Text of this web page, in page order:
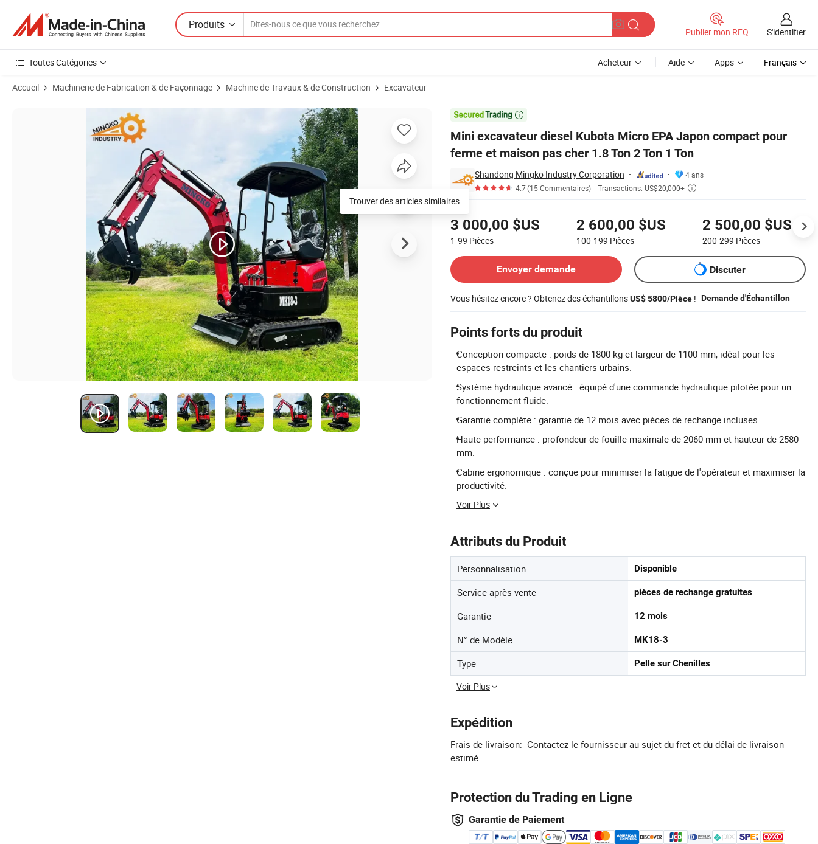
Produits
Publier mon RFQ S'identifier
Toutes Catégories Acheteur Aide Apps Français
Accueil Machinerie de Fabrication & de Façonnage Machine de Travaux & de Construction Excavateur

Mini excavateur diesel Kubota Micro EPA Japon compact pour
ferme et maison pas cher 1.8 Ton 2 Ton 1 Ton
Shandong Mingko Industry Corporation
4 ans
4.7(15 Commentaires) Transactions: US$20,000+ 
3 000,00 $US
1-99 Pièces
2 600,00 $US
100-199 Pièces
2 500,00 $US
200-299 Pièces
Envoyer demande
Discuter
Vous hésitez encore ? Obtenez des échantillonsUS$ 5800/Pièce ! Demande d'Échantillon
Points forts du produit
Conception compacte : poids de 1800 kg et largeur de 1100 mm, idéal pour les
espaces restreints et les chantiers urbains.
Système hydraulique avancé : équipé d'une commande hydraulique pilotée pour un
fonctionnement fluide.
Garantie complète : garantie de 12 mois avec pièces de rechange incluses.
Haute performance : profondeur de fouille maximale de 2060 mm et hauteur de 2580
mm.
Cabine ergonomique : conçue pour minimiser la fatigue de l'opérateur et maximiser la
productivité.
Voir Plus
Attributs du Produit
Personnalisation Disponible
Service après-vente pièces de rechange gratuites
Garantie 12 mois
N° de Modèle. MK18-3
Type Pelle sur Chenilles
Voir Plus
Expédition
Frais de livraison: Contactez le fournisseur au sujet du fret et du délai de livraison
estimé.
Protection du Trading en Ligne
Garantie de Paiement
Images du produit de Mini excavateur diesel Kubota Micro EPA Japon compact pour ferme et maison pas cher 1.8 Ton 2 Ton 1 Ton